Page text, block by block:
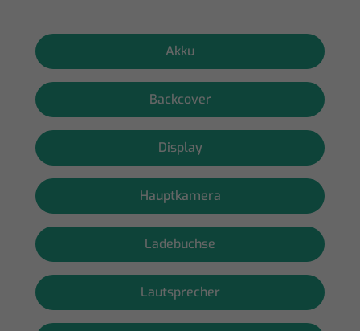
Shop
Akku
Backcover
Display
Hauptkamera
Ladebuchse
Lautsprecher